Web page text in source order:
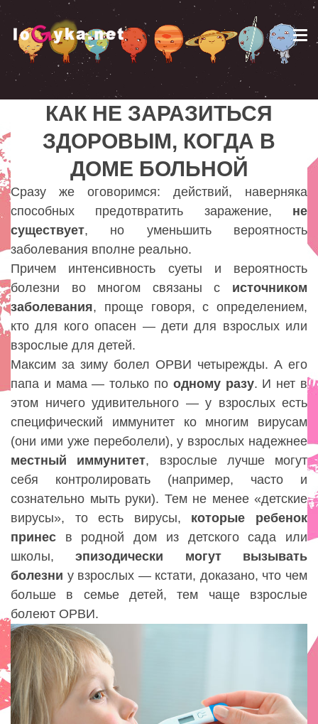
КАК НЕ ЗАРАЗИТЬСЯ
ЗДОРОВЫМ, КОГДА В
ДОМЕ БОЛЬНОЙ
Lady
КАК НЕ ЗАРАЗИТЬСЯ
ЗДОРОВЫМ, КОГДА В
ДОМЕ БОЛЬНОЙ
Сразу же оговоримся: действий, наверняка
способных предотвратить заражение, не
существует, но уменьшить вероятность
заболевания вполне реально.
Причем интенсивность суеты и вероятность
болезни во многом связаны с источником
заболевания, проще говоря, с определением,
кто для кого опасен — дети для взрослых или
взрослые для детей.
Максим за зиму болел ОРВИ четырежды. А его
папа и мама — только по одному разу. И нет в
этом ничего удивительного — у взрослых есть
специфический иммунитет ко многим вирусам
(они ими уже переболели), у взрослых надежнее
местный
иммунитет, взрослые лучше могут
себя контролировать (например, часто и
сознательно мыть руки). Тем не менее «детские
вирусы», то есть вирусы, которые
ребенок
принес в родной дом из детского сада или
школы,эпизодически могут
вызывать
болезни у взрослых — кстати, доказано, что чем
больше в семье детей, тем чаще взрослые
болеют ОРВИ.